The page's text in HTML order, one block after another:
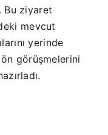
Bu ziyaret
mevcut
yerinde
ön görüşmelerini